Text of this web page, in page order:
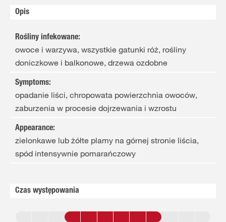
Opis
Rośliny infekowane:
owoce i warzywa, wszystkie gatunki róż, rośliny
doniczkowe i balkonowe, drzewa ozdobne
Symptoms:
opadanie liści, chropowata powierzchnia owoców,
zaburzenia w procesie dojrzewania i wzrostu
Appearance:
zielonkawe lub żółte plamy na górnej stronie liścia,
spód intensywnie pomarańczowy
Czas występowania